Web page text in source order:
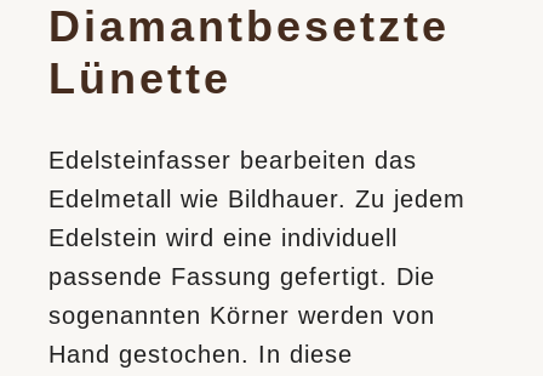
Diamantbesetzte
Lünette
Edelsteinfasser bearbeiten das
Edelmetall wie Bildhauer. Zu jedem
Edelstein wird eine individuell
passende Fassung gefertigt. Die
sogenannten Körner werden von
Hand gestochen. In diese